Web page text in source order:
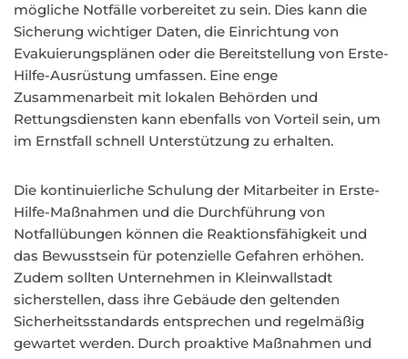
mögliche Notfälle vorbereitet zu sein. Dies kann die
Sicherung wichtiger Daten, die Einrichtung von
Evakuierungsplänen oder die Bereitstellung von Erste-
Hilfe-Ausrüstung umfassen. Eine enge
Zusammenarbeit mit lokalen Behörden und
Rettungsdiensten kann ebenfalls von Vorteil sein, um
im Ernstfall schnell Unterstützung zu erhalten.
Die kontinuierliche Schulung der Mitarbeiter in Erste-
Hilfe-Maßnahmen und die Durchführung von
Notfallübungen können die Reaktionsfähigkeit und
das Bewusstsein für potenzielle Gefahren erhöhen.
Zudem sollten Unternehmen in Kleinwallstadt
sicherstellen, dass ihre Gebäude den geltenden
Sicherheitsstandards entsprechen und regelmäßig
gewartet werden. Durch proaktive Maßnahmen und